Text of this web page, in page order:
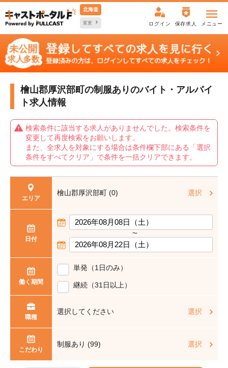
北海道
変更 ログイン 保存求人 メニュー
檜山郡厚沢部町の制服ありのバイト・アルバイ
ト求人情報
検索条件に該当する求人がありませんでした。検索条件を
変更して再度検索をお願いします。
また、全求人を対象にする場合は条件欄下部にある「選択
条件をすべてクリア」で条件を一括クリアできます。
エリア
檜山郡厚沢部町 (0) 選択
日付
〜
働く期間
単発（1日のみ）
継続（31日以上）
職種
選択してください 選択
こだわり
制服あり (99) 選択